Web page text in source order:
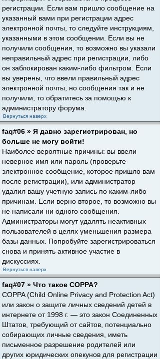
регистрации. Если вам пришло сообщение на
указанный вами при регистрации адрес
электронной почты, то следуйте инструкциям,
указанными в этом сообщении. Если вы не
получили сообщения, то возможно вы указали
неправильный адрес при регистрации, либо
он заблокирован каким-либо фильтром. Если
вы уверены, что ввели правильный адрес
электронной почты, но сообщения так и не
получили, то обратитесь за помощью к
администратору форума.
Вернуться наверх
faq#06 » Я давно зарегистрирован, но
больше не могу войти!
Наиболее вероятные причины: вы ввели
неверное имя или пароль (проверьте
электронное сообщение, которое пришло вам
после регистрации), или администратор
удалил вашу учетную запись по каким-либо
причинам. Если верно второе, то возможно вы
не написали ни одного сообщения.
Администраторы могут удалять неактивных
пользователей в целях уменьшения размера
базы данных. Попробуйте зарегистрироваться
снова и принять активное участие в
дискуссиях.
Вернуться наверх
faq#07 » Что такое COPPA?
COPPA (Child Online Privacy and Protection Act)
или закон о защите личных сведений детей в
интернете от 1998 г. — это закон Соединенных
Штатов, требующий от сайтов, потенциально
собирающих личные сведения, иметь
письменное разрешение родителей или
других юридических опекунов для регистрации